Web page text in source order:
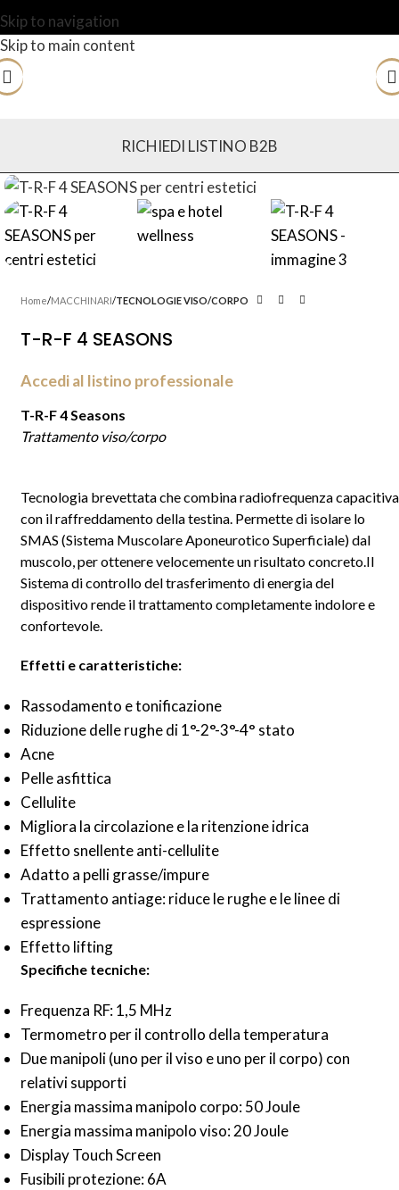
Skip to navigation
Skip to main content
RICHIEDI LISTINO B2B
Home MACCHINARI TECNOLOGIE VISO/CORPO
T-R-F 4 SEASONS
Accedi al listino professionale
T-R-F 4 Seasons
Trattamento viso/corpo
Tecnologia brevettata che combina radiofrequenza capacitiva
con il raffreddamento della testina. Permette di isolare lo
SMAS (Sistema Muscolare Aponeurotico Superficiale) dal
muscolo, per ottenere velocemente un risultato concreto.Il
Sistema di controllo del trasferimento di energia del
dispositivo rende il trattamento completamente indolore e
confortevole.
Effetti e caratteristiche:
Rassodamento e tonificazione
Riduzione delle rughe di 1°-2°-3°-4° stato
Acne
Pelle asfittica
Cellulite
Migliora la circolazione e la ritenzione idrica
Effetto snellente anti-cellulite
Adatto a pelli grasse/impure
Trattamento antiage: riduce le rughe e le linee di
espressione
Effetto lifting
Specifiche tecniche:
Frequenza RF: 1,5 MHz
Termometro per il controllo della temperatura
Due manipoli (uno per il viso e uno per il corpo) con
relativi supporti
Energia massima manipolo corpo: 50 Joule
Energia massima manipolo viso: 20 Joule
Display Touch Screen
Fusibili protezione: 6A